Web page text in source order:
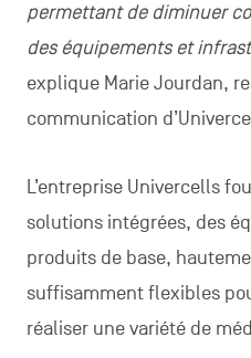
permettant de diminuer
des équipements et
explique Marie Jourdan,
communication
L’entreprise Univercells
solutions intégrées, des
produits de base,
suffisamment flexibles
réaliser une variété de